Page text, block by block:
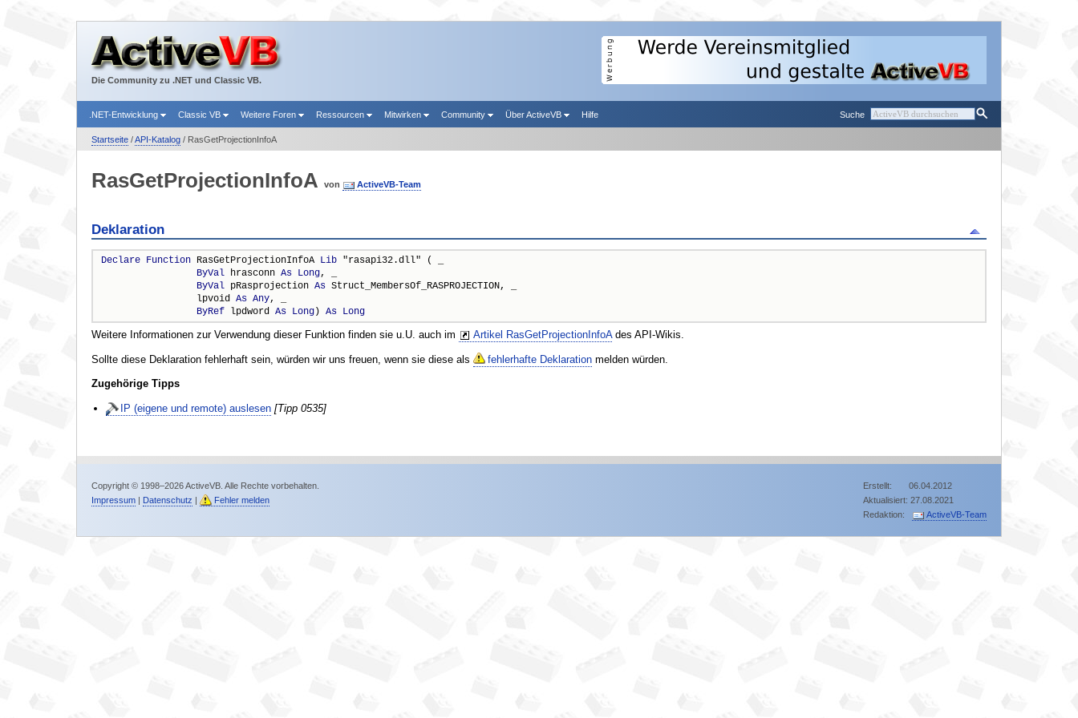
Die Community zu .NET und Classic VB.
Suche
.NET-Entwicklung Classic VB Weitere Foren Ressourcen Mitwirken Community Über ActiveVB Hilfe
Startseite/API-Katalog/ RasGetProjectionInfoA
RasGetProjectionInfoA von ActiveVB-Team
Deklaration
Declare Function RasGetProjectionInfoA Lib "rasapi32.dll" ( _
ByVal hrasconn As Long, _
ByVal pRasprojection As Struct_MembersOf_RASPROJECTION, _
                 lpvoid
As Any, _
ByRef lpdword As Long) As Long
Weitere Informationen zur Verwendung dieser Funktion finden sie u.U. auch im Artikel RasGetProjectionInfoAdes API-Wikis.
Sollte diese Deklaration fehlerhaft sein, würden wir uns freuen, wenn sie diese als fehlerhafte Deklarationmelden würden.
Zugehörige Tipps
IP (eigene und remote) auslesen [Tipp 0535]
Erstellt: 06.04.2012
Aktualisiert: 27.08.2021
Redaktion:
ActiveVB-Team
Copyright © 1998–2026 ActiveVB. Alle Rechte vorbehalten.
Impressum| Datenschutz Fehler melden